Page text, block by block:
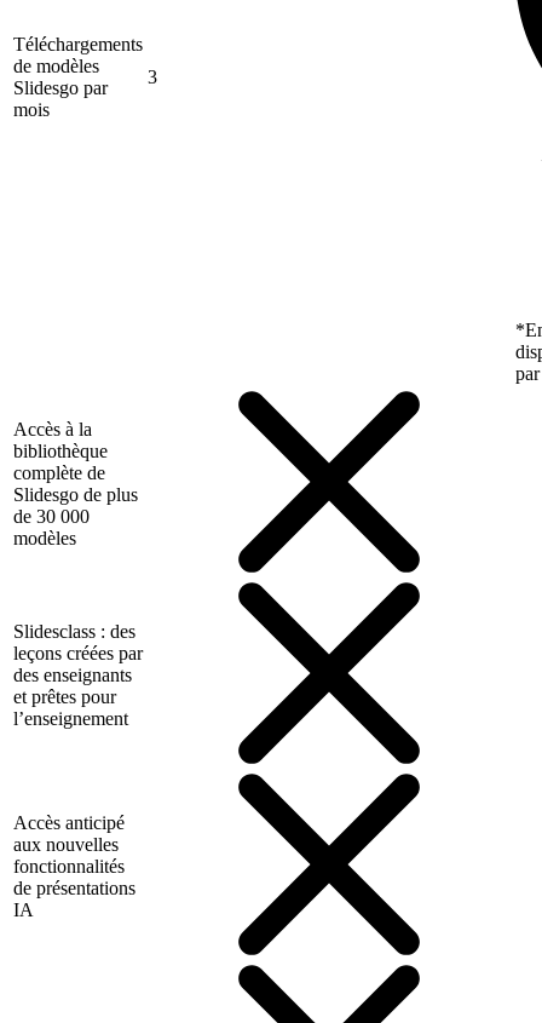
Téléchargements
de modèles
Slidesgo par
mois
3
Accès à la
bibliothèque
complète de
Slidesgo de plus
de 30 000
modèles
Slidesclass : des
leçons créées par
des enseignants
et prêtes pour
l’enseignement
Accès anticipé
aux nouvelles
fonctionnalités
de présentations
IA